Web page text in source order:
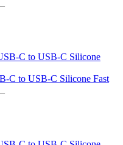
C to USB-C Silicone Fast